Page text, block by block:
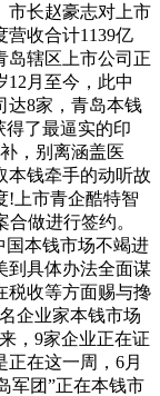
市长赵豪志对上市
营收合计1139亿
岛辖区上市公司正
12月至今，此中
达8家，青岛本钱
得了最逼实的印
，别离涵盖医
本钱牵手的动听故
!上市青企酷特智
做进行签约。
国本钱市场不竭进
到具体办法全面谋
税收等方面赐与搀
企业家本钱市场
，9家企业正在证
正在这一周，6月
军团”正在本钱市